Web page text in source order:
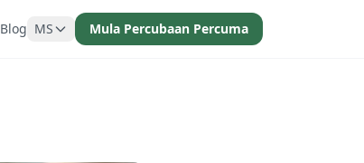
Blog MS Mula Percubaan Percuma